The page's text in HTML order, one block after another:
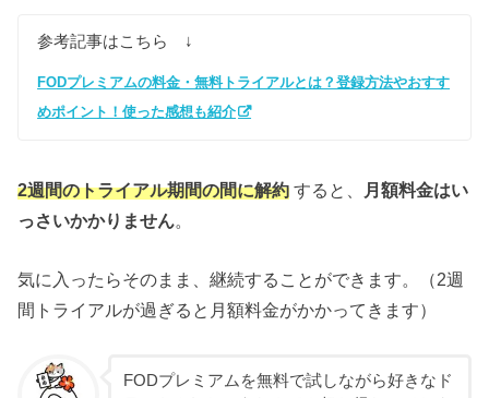
参考記事はこちら ↓
FODプレミアムの料金・無料トライアルとは？登録方法やおすす
めポイント！使った感想も紹介
2週間のトライアル期間の間に解約 すると、
月額料金はい
っさいかかりません。
気に入ったらそのまま、継続することができます。（2週
間トライアルが過ぎると月額料金がかかってきます）
FODプレミアムを無料で試しながら好きなド